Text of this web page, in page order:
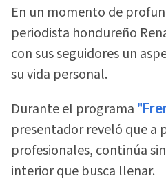
En un momento de
periodista hondureño
con sus seguidores un
su vida personal.
Durante el programa
presentador reveló que a
profesionales, continúa
interior que busca llenar.